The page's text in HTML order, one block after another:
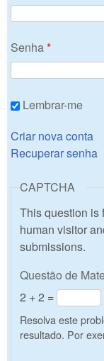
Senha*
Lembrar-me
Criar nova conta
Recuperar senha
CAPTCHA
This question is
human visitor
submissions.
Questão de
2 + 2 =
Resolva este
resultado. Por